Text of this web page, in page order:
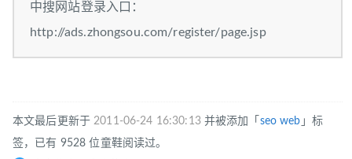
中搜网站登录入口：
http://ads.zhongsou.com/register/page.jsp
本文最后更新于2011-06-24 16:30:13并被添加「 seo web 」标
签，已有 9528 位童鞋阅读过。